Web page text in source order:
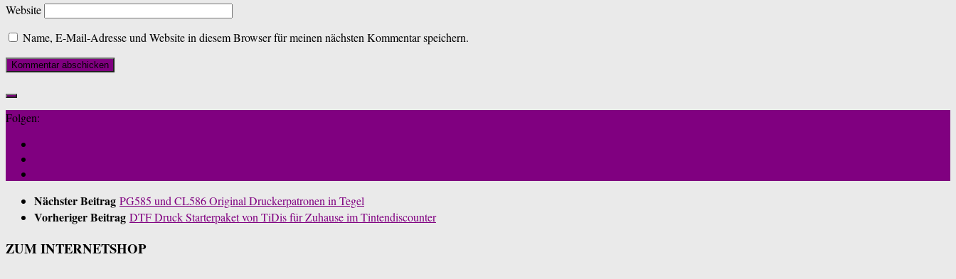
Website
Name, E-Mail-Adresse und Website in diesem Browser für meinen nächsten Kommentar speichern.
Folgen:
Nächster Beitrag PG585 und CL586 Original Druckerpatronen in Tegel
Vorheriger Beitrag DTF Druck Starterpaket von TiDis für Zuhause im Tintendiscounter
ZUM INTERNETSHOP